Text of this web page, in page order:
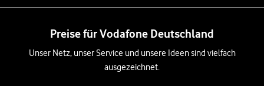
Preise für Vodafone Deutschland
Unser Netz, unser Service und unsere Ideen sind vielfach
ausgezeichnet.